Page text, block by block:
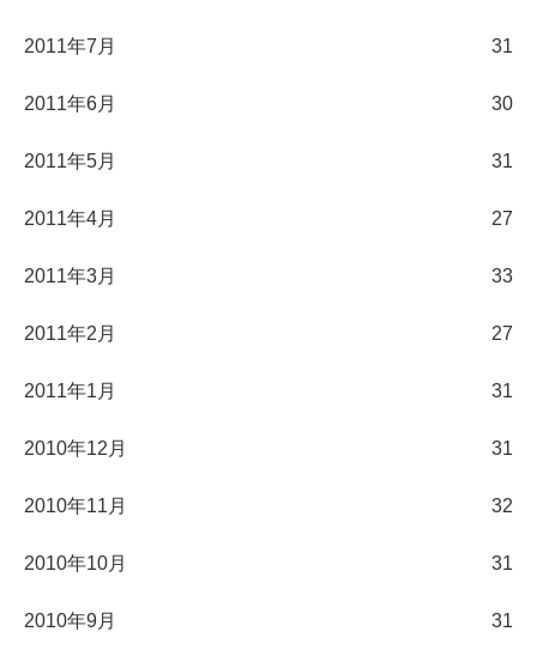
2011年7月 31
2011年6月 30
2011年5月 31
2011年4月 27
2011年3月 33
2011年2月 27
2011年1月 31
2010年12月 31
2010年11月 32
2010年10月 31
2010年9月 31